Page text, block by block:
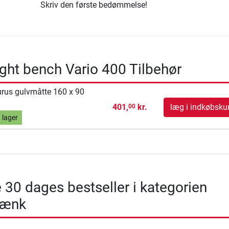
Skriv den første bedømmelse!
bench Vario 400 Tilbehør
gulvmåtte 160 x 90
lager
401,00kr. læg i
30 dages bestseller i kategorien